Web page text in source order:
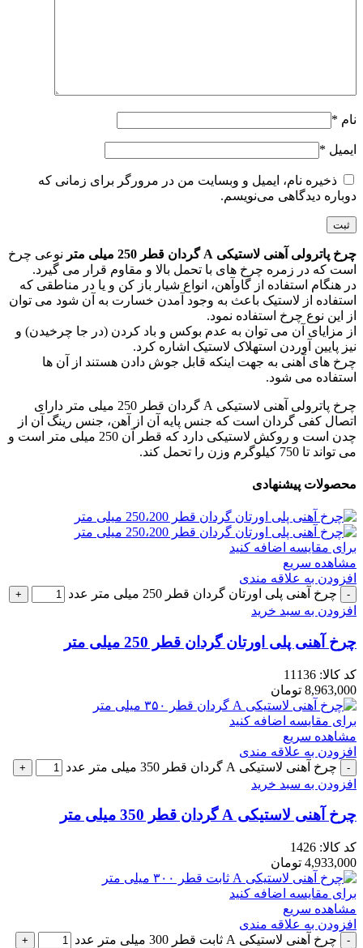
نام *
ایمیل *
ذخیره نام، ایمیل و وبسایت من در مرورگر برای زمانی که
دوباره دیدگاهی می‌نویسم.
چرخ پاترولی آهنی لاستیکی A گردان قطر 250 میلی متر
نوعی چرخ
است که در زمره چرخ های با تحمل بالا و مقاوم قرار می گیرد.
در هنگام استفاده از گاوآهن، انواع شیار باز کن و یا در مناطقی که
استفاده از لاستیک باعث به وجود آمدن خسارت به آن شود می توان
از این نوع چرخ استفاده نمود.
از مزایای آن می توان به عدم بوکس و باد کردن (در جا چرخیدن) و
نیز پایین آوردن استهلاک لاستیک اشاره کرد.
چرخ های آهنی به جهت اینکه قابل جوش دادن هستند از آن ها
استفاده می شود.
چرخ پاترولی آهنی لاستیکی A گردان قطر 250 میلی متر دارای
اتصال کفی گردان است که جنس پایه آن از آهن، جنس رینگ آن از
چدن است و روکش لاستیکی دارد که قطر آن 250 میلی متر است و
می تواند تا 750 کیلوگرم وزن را تحمل کند.
محصولات پیشنهادی
برای مقایسه اضافه کنید
مشاهده سریع
افزودن به علاقه مندی
چرخ آهنی پلی اورتان گردان قطر 250 میلی متر عدد
افزودن به سبد خرید
چرخ آهنی پلی اورتان گردان قطر 250 میلی متر
کد کالا: 11136
8,963,000 تومان
برای مقایسه اضافه کنید
مشاهده سریع
افزودن به علاقه مندی
چرخ آهنی لاستیکی A گردان قطر 350 میلی متر عدد
افزودن به سبد خرید
چرخ آهنی لاستیکی A گردان قطر 350 میلی متر
کد کالا: 1426
4,933,000 تومان
برای مقایسه اضافه کنید
مشاهده سریع
افزودن به علاقه مندی
چرخ آهنی لاستیکی A ثابت قطر 300 میلی متر عدد